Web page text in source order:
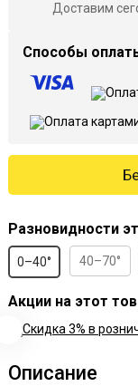
Доставим
Способы
Разновидности
0–40° 40–70°
Акции на этот
Описание